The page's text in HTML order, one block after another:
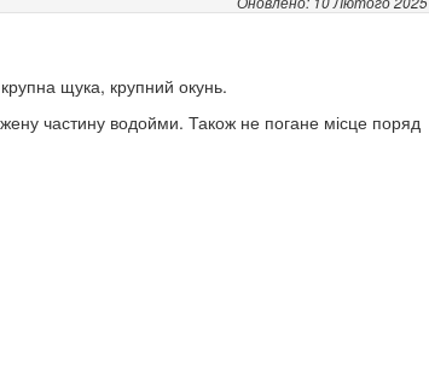
щука, крупний окунь.
частину водойми. Також не погане місце поряд